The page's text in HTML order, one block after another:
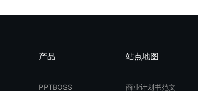
产品
PPTBOSS
站点地图
商业计划书范文